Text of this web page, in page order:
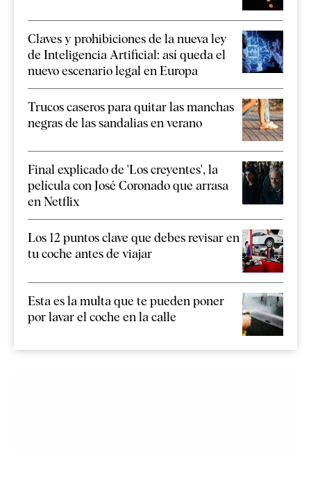
Claves y prohibiciones de la nueva ley
de Inteligencia Artificial: así queda el
nuevo escenario legal en Europa
Trucos caseros para quitar las manchas
negras de las sandalias en verano
Final explicado de 'Los creyentes', la
película con José Coronado que arrasa
en Netflix
Los 12 puntos clave que debes revisar en
tu coche antes de viajar
Esta es la multa que te pueden poner
por lavar el coche en la calle